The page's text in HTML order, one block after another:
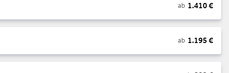
ab 1.410€
ab 1.195 €